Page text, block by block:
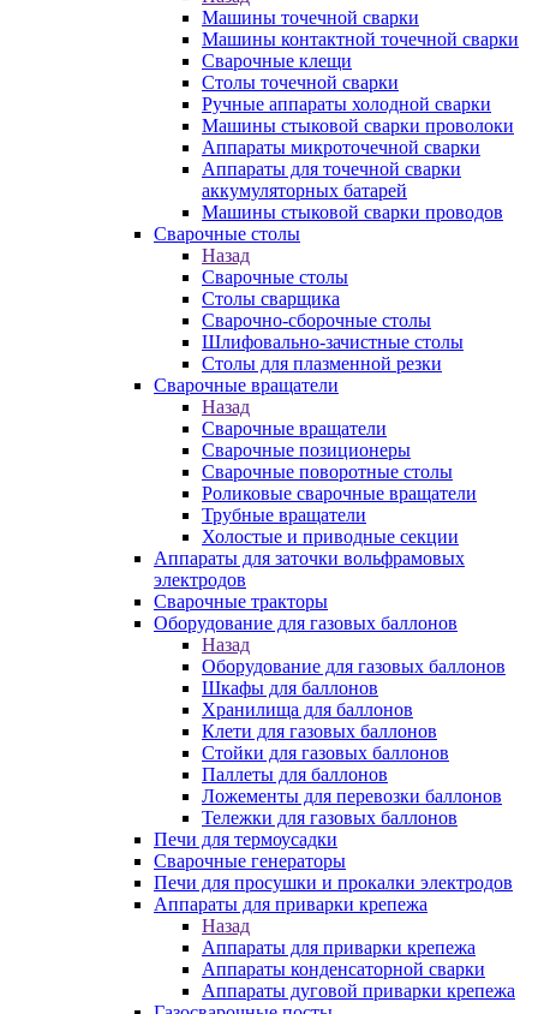
Машины точечной сварки
Машины контактной точечной сварки
Сварочные клещи
Столы точечной сварки
Ручные аппараты холодной сварки
Машины стыковой сварки проволоки
Аппараты микроточечной сварки
Аппараты для точечной сварки
аккумуляторных батарей
Машины стыковой сварки проводов
Сварочные столы
Назад
Сварочные столы
Столы сварщика
Сварочно-сборочные столы
Шлифовально-зачистные столы
Столы для плазменной резки
Сварочные вращатели
Назад
Сварочные вращатели
Сварочные позиционеры
Сварочные поворотные столы
Роликовые сварочные вращатели
Трубные вращатели
Холостые и приводные секции
Аппараты для заточки вольфрамовых
электродов
Сварочные тракторы
Оборудование для газовых баллонов
Назад
Оборудование для газовых баллонов
Шкафы для баллонов
Хранилища для баллонов
Клети для газовых баллонов
Стойки для газовых баллонов
Паллеты для баллонов
Ложементы для перевозки баллонов
Тележки для газовых баллонов
Печи для термоусадки
Сварочные генераторы
Печи для просушки и прокалки электродов
Аппараты для приварки крепежа
Назад
Аппараты для приварки крепежа
Аппараты конденсаторной сварки
Аппараты дуговой приварки крепежа